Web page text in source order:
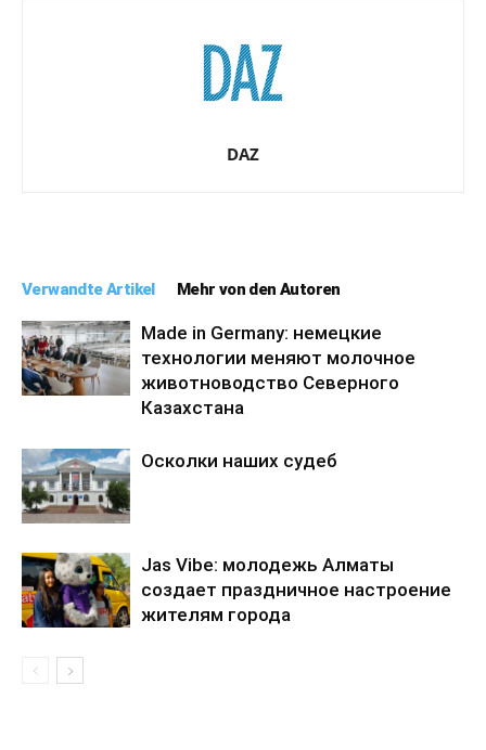
DAZ
Verwandte Artikel Mehr von den Autoren
Made in Germany: немецкие
технологии меняют молочное
животноводство Северного
Казахстана
Осколки наших судеб
Jas Vibe: молодежь Алматы
создает праздничное настроение
жителям города